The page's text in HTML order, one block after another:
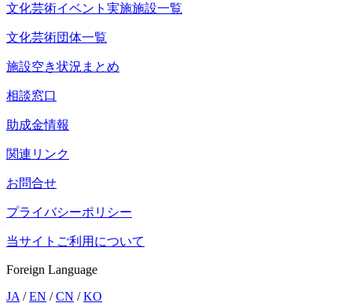
文化芸術イベント実施施設一覧
文化芸術団体一覧
施設空き状況まとめ
相談窓口
助成金情報
関連リンク
お問合せ
プライバシーポリシー
当サイトご利用について
Foreign Language
JA /EN /CN /KO